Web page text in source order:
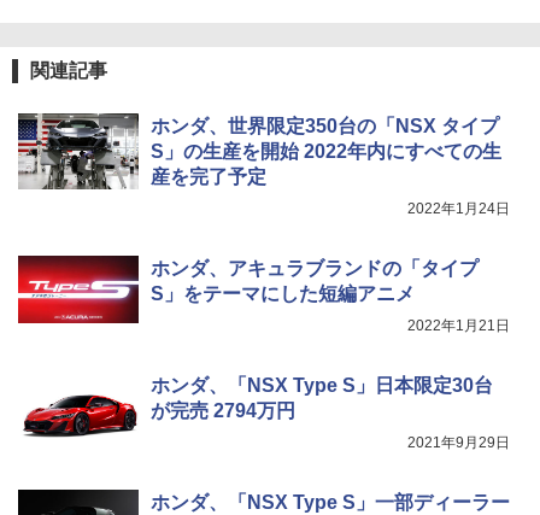
関連記事
ホンダ、世界限定350台の「NSX タイプ
S」の生産を開始 2022年内にすべての生
産を完了予定
2022年1月24日
ホンダ、アキュラブランドの「タイプ
S」をテーマにした短編アニメ
2022年1月21日
ホンダ、「NSX Type S」日本限定30台
が完売 2794万円
2021年9月29日
ホンダ、「NSX Type S」一部ディーラー